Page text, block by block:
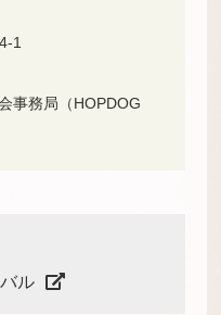
1
事務局（HOPDOG
ル